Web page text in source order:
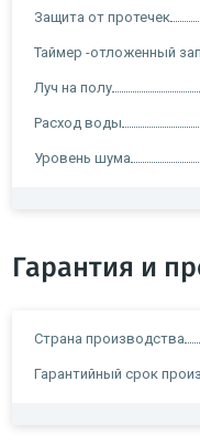
Защита от протечек
Таймер -отложенный
Луч на полу
Расход воды
Уровень шума
Гарантия и
Страна производства
Гарантийный срок